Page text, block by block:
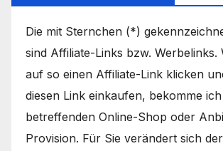
Die mit Sternchen (*)
sind Affiliate-Links bzw. Werbelinks.
auf so einen Affiliate-Link klicken
diesen Link einkaufen, bekomme
betreffenden Online-Shop oder
Provision. Für Sie verändert sich